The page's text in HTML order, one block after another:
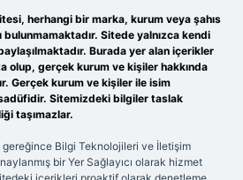
herhangi bir marka, kurum veya şahıs
Sitede yalnızca kendi
Burada yer alan içerikler
olup, gerçek kurum ve kişiler hakkında
Gerçek kurum ve kişiler ile isim
Sitemizdeki bilgiler taslak
taşımazlar.
gereğince Bilgi Teknolojileri ve İletişim
bir Yer Sağlayıcı olarak hizmet